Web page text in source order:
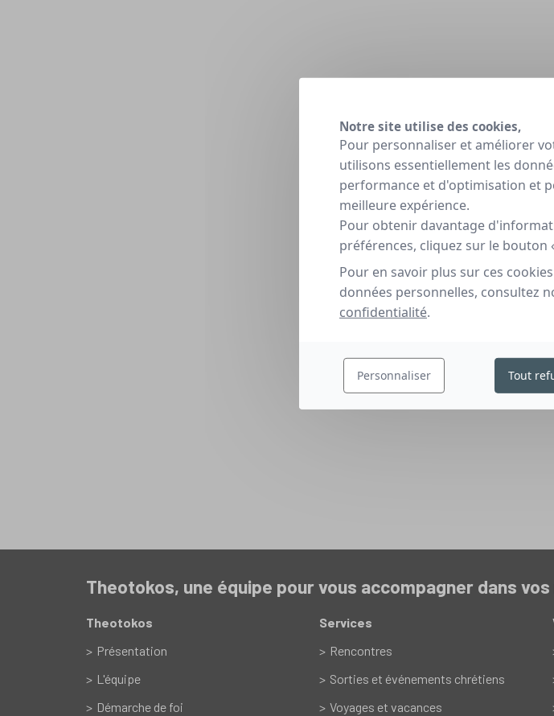
Theotokos, une équipe pour vous accompagner dans
Theotokos
Présentation
L'équipe
Démarche de foi
Services
Rencontres
Sorties et événements chrétiens
Voyages et vacances
Notre site utilise des cookies,
Pour personnaliser et améliorer
utilisons essentiellement les
performance et d'optimisation et
meilleure expérience.
Pour obtenir davantage
préférences, cliquez sur le bouton
Pour en savoir plus sur ces
données personnelles, consultez
confidentialité.
Personnaliser Tout